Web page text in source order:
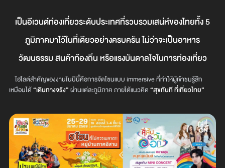
เป็นอีเวนต์ท่องเที่ยวระดับประเทศที่รวบรวมเสน่ห์ของไทยทั้ง 5
ภูมิภาคมาไว้ในที่เดียวอย่างครบครัน ไม่ว่าจะเป็นอาหาร
วัฒนธรรม สินค้าท้องถิ่น หรือแรงบันดาลใจในการท่องเที่ยว
ไฮไลต์สำคัญของงานในปีนี้คือการจัดโซนแบบ immersive ที่ทำให้ผู้เข้าชมรู้สึก
เหมือนได้“เดินทางจริง”ผ่านแต่ละภูมิภาค ภายใต้แนวคิด“สุขทันที ที่เที่ยวไทย”